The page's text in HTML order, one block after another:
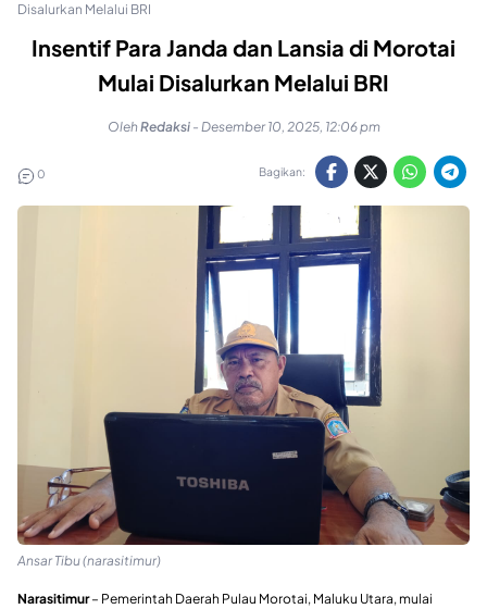
Disalurkan Melalui BRI
Insentif Para Janda dan Lansia di Morotai
Mulai Disalurkan Melalui BRI
OlehRedaksi - Desember 10, 2025, 12:06 pm
0 Bagikan:
Ansar Tibu (narasitimur)
Narasitimur– Pemerintah Daerah Pulau Morotai, Maluku Utara, mulai